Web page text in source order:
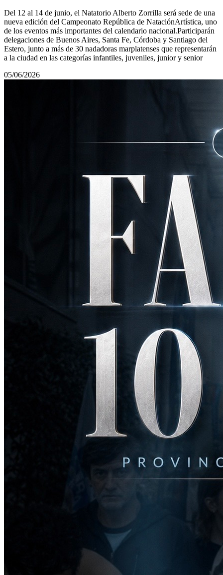
Del 12 al 14 de junio, el Natatorio Alberto Zorrilla será sede de una
nueva edición del Campeonato República de NataciónArtística, uno
de los eventos más importantes del calendario nacional.Participarán
delegaciones de Buenos Aires, Santa Fe, Córdoba y Santiago del
Estero, junto a más de 30 nadadoras marplatenses que representarán
a la ciudad en las categorías infantiles, juveniles, junior y senior
05/06/2026